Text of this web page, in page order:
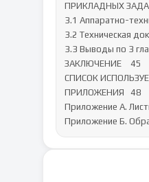
ПРИКЛАДНЫХ ЗАДАЧ
3.1 Аппаратно-
3.2 Техническая
3.3 Выводы по 3 главе
ЗАКЛЮЧЕНИЕ	45
СПИСОК
ПРИЛОЖЕНИЯ	48
Приложение А.